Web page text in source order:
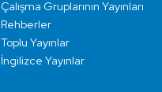
Çalışma Gruplarının Yayınları
Rehberler
Toplu Yayınlar
İngilizce Yayınlar